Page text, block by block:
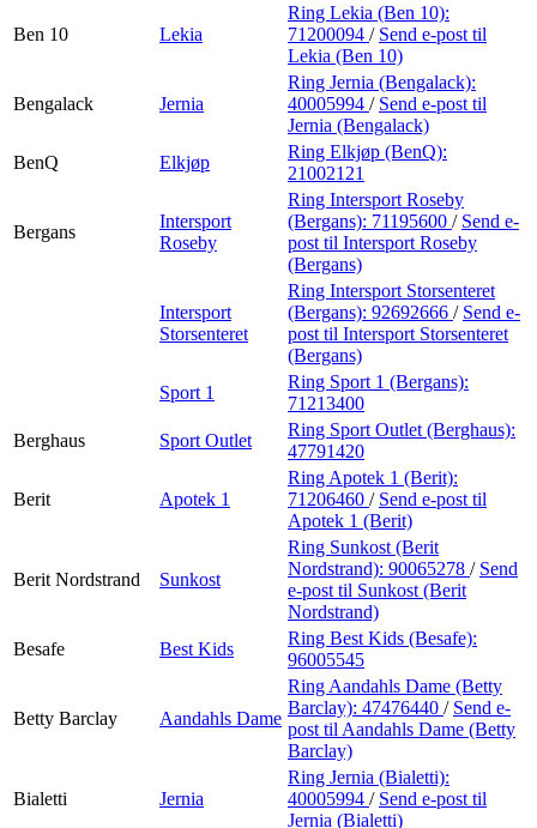
Ben 10 Lekia
Ring Lekia (Ben 10):
71200094 / Send e-post til
Lekia (Ben 10)
Bengalack Jernia
Ring Jernia (Bengalack):
40005994 / Send e-post til
Jernia (Bengalack)
BenQ
Elkjøp
Ring Elkjøp (BenQ):
21002121
Bergans
Intersport
Roseby
Ring Intersport Roseby
(Bergans): 71195600 / Send e-
post til Intersport Roseby
(Bergans)
Intersport
Storsenteret
Ring Intersport Storsenteret
(Bergans): 92692666 / Send e-
post til Intersport Storsenteret
(Bergans)
Sport 1
Ring Sport 1 (Bergans):
71213400
Berghaus
Sport Outlet
Ring Sport Outlet (Berghaus):
47791420
Berit Apotek 1
Ring Apotek 1 (Berit):
71206460 / Send e-post til
Apotek 1 (Berit)
Berit Nordstrand Sunkost
Ring Sunkost (Berit
Nordstrand): 90065278 / Send
e-post til Sunkost (Berit
Nordstrand)
Besafe
Best Kids
Ring Best Kids (Besafe):
96005545
Betty Barclay Aandahls Dame
Ring Aandahls Dame (Betty
Barclay): 47476440 / Send e-
post til Aandahls Dame (Betty
Barclay)
Bialetti Jernia
Ring Jernia (Bialetti):
40005994 / Send e-post til
Jernia (Bialetti)